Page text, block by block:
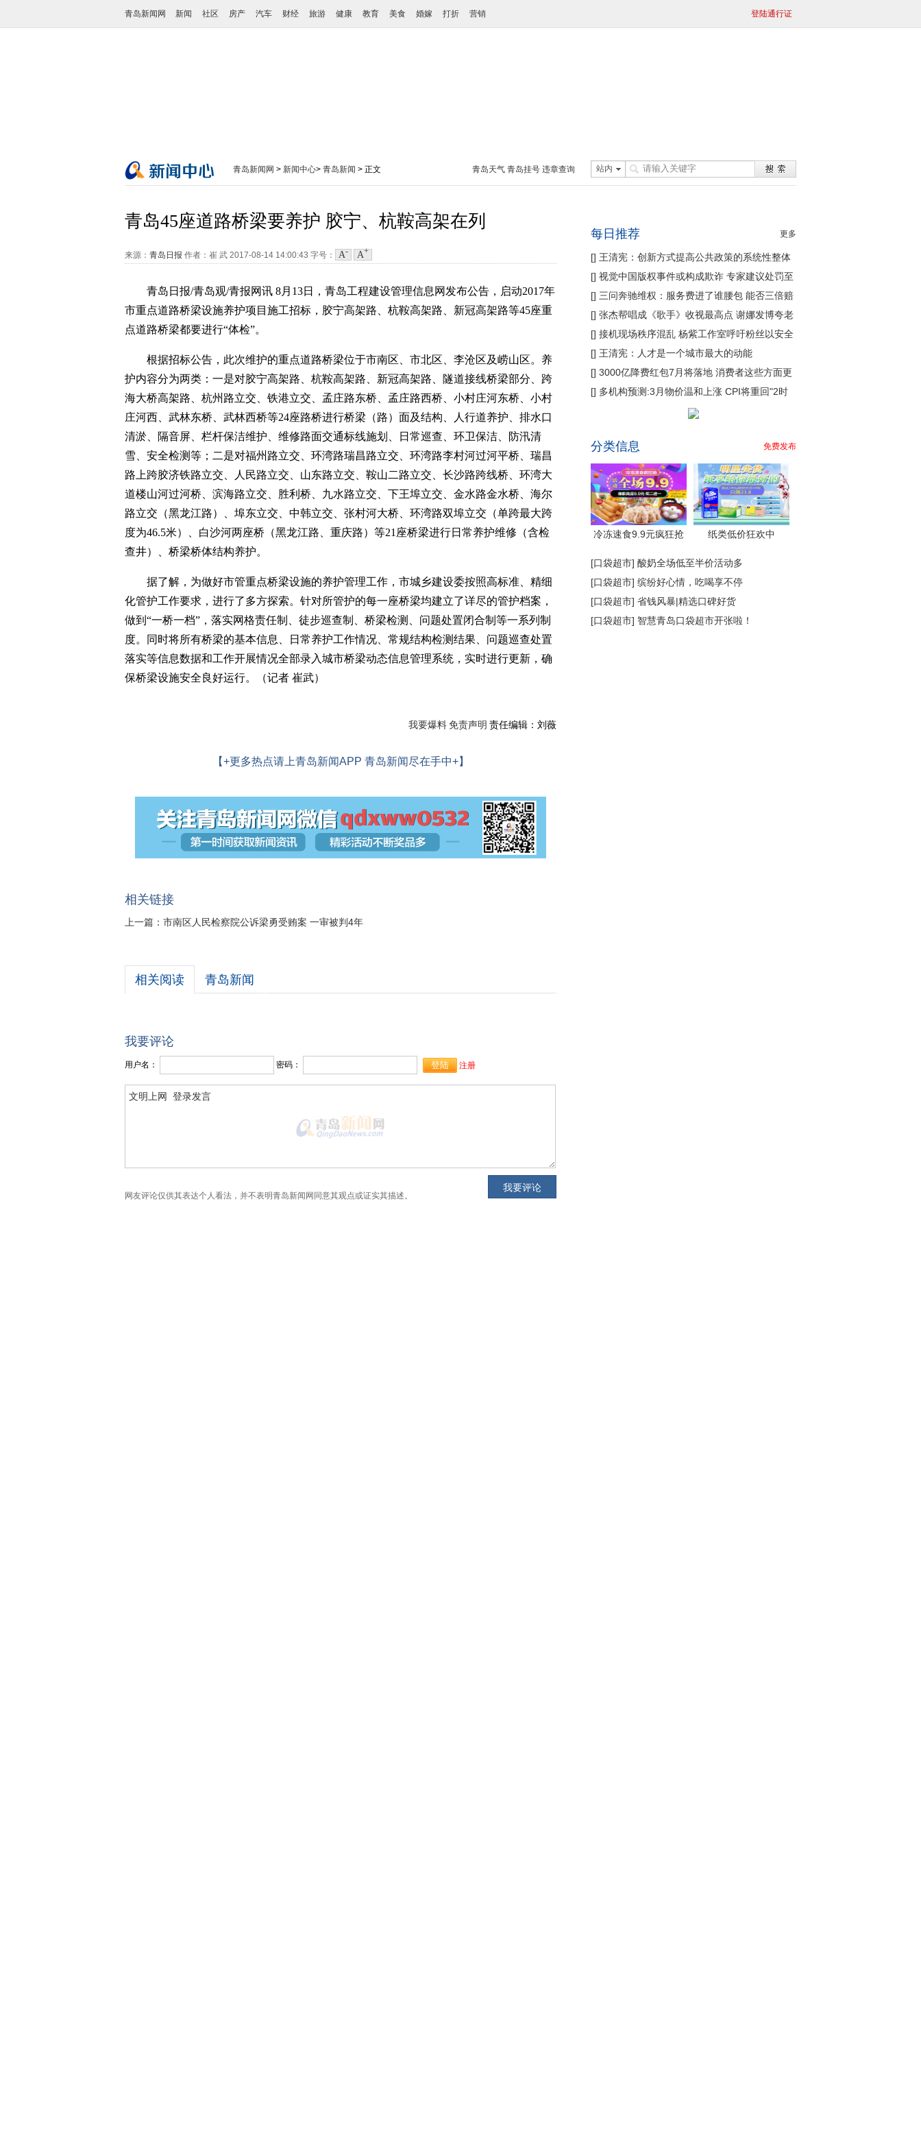
登陆通行证
青岛新闻网 新闻 社区 房产 汽车 财经 旅游 健康 教育 美食 婚嫁 打折 营销
站内
青岛天气 青岛挂号 违章查询
青岛新闻网 > 新闻中心> 青岛新闻 > 正文
青岛45座道路桥梁要养护 胶宁、杭鞍高架在列
来源： 青岛日报 作者：崔 武 2017-08-14 14:00:43 字号： A- A+
青岛日报/青岛观/青报网讯 8月13日，青岛工程建设管理信息网发布公告，启动2017年
市重点道路桥梁设施养护项目施工招标，胶宁高架路、杭鞍高架路、新冠高架路等45座重
点道路桥梁都要进行“体检”。
根据招标公告，此次维护的重点道路桥梁位于市南区、市北区、李沧区及崂山区。养
护内容分为两类：一是对胶宁高架路、杭鞍高架路、新冠高架路、隧道接线桥梁部分、跨
海大桥高架路、杭州路立交、铁港立交、孟庄路东桥、孟庄路西桥、小村庄河东桥、小村
庄河西、武林东桥、武林西桥等24座路桥进行桥梁（路）面及结构、人行道养护、排水口
清淤、隔音屏、栏杆保洁维护、维修路面交通标线施划、日常巡查、环卫保洁、防汛清
雪、安全检测等；二是对福州路立交、环湾路瑞昌路立交、环湾路李村河过河平桥、瑞昌
路上跨胶济铁路立交、人民路立交、山东路立交、鞍山二路立交、长沙路跨线桥、环湾大
道楼山河过河桥、滨海路立交、胜利桥、九水路立交、下王埠立交、金水路金水桥、海尔
路立交（黑龙江路）、埠东立交、中韩立交、张村河大桥、环湾路双埠立交（单跨最大跨
度为46.5米）、白沙河两座桥（黑龙江路、重庆路）等21座桥梁进行日常养护维修（含检
查井）、桥梁桥体结构养护。
据了解，为做好市管重点桥梁设施的养护管理工作，市城乡建设委按照高标准、精细
化管护工作要求，进行了多方探索。针对所管护的每一座桥梁均建立了详尽的管护档案，
做到“一桥一档”，落实网格责任制、徒步巡查制、桥梁检测、问题处置闭合制等一系列制
度。同时将所有桥梁的基本信息、日常养护工作情况、常规结构检测结果、问题巡查处置
落实等信息数据和工作开展情况全部录入城市桥梁动态信息管理系统，实时进行更新，确
保桥梁设施安全良好运行。（记者 崔武）
我要爆料免责声明 责任编辑：刘薇
【+更多热点请上青岛新闻APP 青岛新闻尽在手中+】
相关链接
上一篇： 市南区人民检察院公诉梁勇受贿案 一审被判4年
相关阅读 青岛新闻
我要评论
用户名： 密码： 注册
网友评论仅供其表达个人看法，并不表明青岛新闻网同意其观点或证实其描述。
每日推荐 更多
[] 王清宪：创新方式提高公共政策的系统性整体
性协同性
[] 视觉中国版权事件或构成欺诈 专家建议处罚至
痛
[] 三问奔驰维权：服务费进了谁腰包 能否三倍赔
偿
[] 张杰帮唱成《歌手》收视最高点 谢娜发博夸老
公
[] 接机现场秩序混乱 杨紫工作室呼吁粉丝以安全
为主
[] 王清宪：人才是一个城市最大的动能
[] 3000亿降费红包7月将落地 消费者这些方面更
省钱
[] 多机构预测:3月物价温和上涨 CPI将重回"2时
分类信息 免费发布
冷冻速食9.9元疯狂抢 纸类低价狂欢中
[口袋超市] 酸奶全场低至半价活动多
[口袋超市] 缤纷好心情，吃喝享不停
[口袋超市] 省钱风暴|精选口碑好货
[口袋超市] 智慧青岛口袋超市开张啦！